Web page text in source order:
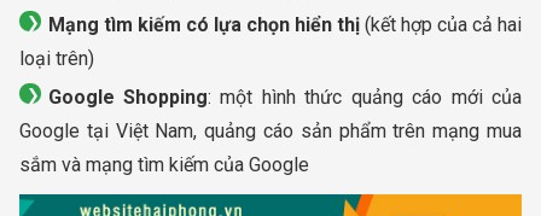
Mạng tìm kiếm có lựa chọn hiển thị(kết hợp của cả hai
loại trên)
Google Shopping: một hình thức quảng cáo mới của
Google tại Việt Nam, quảng cáo sản phẩm trên mạng mua
sắm và mạng tìm kiếm của Google